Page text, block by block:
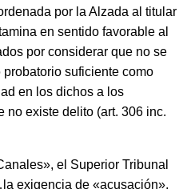
por la Alzada al titular
en sentido favorable al
por considerar que no se
suficiente como
en los dichos a los
no existe delito (art. 306 inc.
el Superior Tribunal
exigencia de «acusación»,